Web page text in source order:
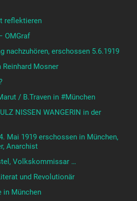
reflektieren
OMGraf
nachzuhören, erschossen 5.6.1919
Reinhard Mosner
/ B.Traven in #München
NISSEN WANGERIN in der
Mai 1919 erschossen in München,
Anarchist
Volkskommissar …
und Revolutionär
in München